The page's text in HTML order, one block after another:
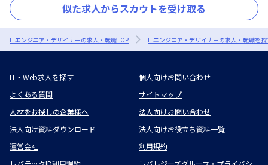
似た求人からスカウトを受け取る
ITエンジニア・デザイナーの求人・転職TOP ITエンジニア・デザイナーの求人・転職を
IT・Web求人を探す
個人向けお問い合わせ
よくある質問
サイトマップ
人材をお探しの企業様へ
法人向けお問い合わせ
法人向け資料ダウンロード
法人向けお役立ち資料一覧
運営会社
利用規約